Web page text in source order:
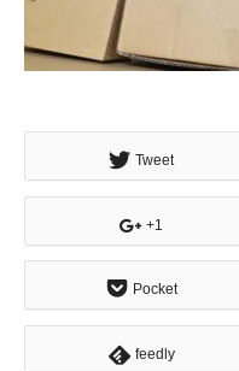
Tweet
+1
Pocket
feedly